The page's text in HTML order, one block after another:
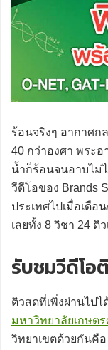
ร้อนจริงๆ อากาศก
40 กว่าองศา พระ
น้ำก็ร้อนจนอาบไม่
วีดีโอของ Brands
ประเทศไปเมื่อเดือ
เลยทั้ง 8 วิชา 24 ติว
รับชมวีดีโอ
ติวสดที่เพิ่งผ่านไป
มหาวิทยาลัยเกษต
วิทยาเขตด้วยกันคื